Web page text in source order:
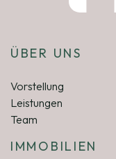
ÜBER UNS
Vorstellung
Leistungen
Team
IMMOBILIEN